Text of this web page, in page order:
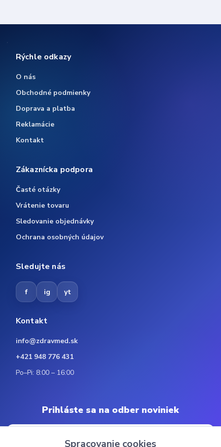
Rýchle odkazy
O nás
Obchodné podmienky
Doprava a platba
Reklamácie
Kontakt
Zákaznícka podpora
Časté otázky
Vrátenie tovaru
Sledovanie objednávky
Ochrana osobných údajov
Sledujte nás
f ig yt
Kontakt
info@zdravmed.sk
+421 948 776 431
Po–Pi: 8:00 – 16:00
Prihláste sa na odber noviniek
Spracovanie cookies